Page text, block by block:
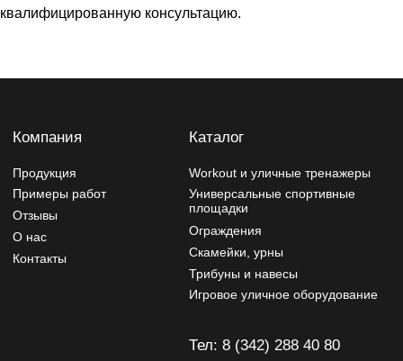
квалифицированную консультацию.
ул. Энергетиков 39к2
производитель может вносить изменения в дизайн и
Разработчик сайта - Фурсина Ксения
Продвижение сайта - "WebSites"